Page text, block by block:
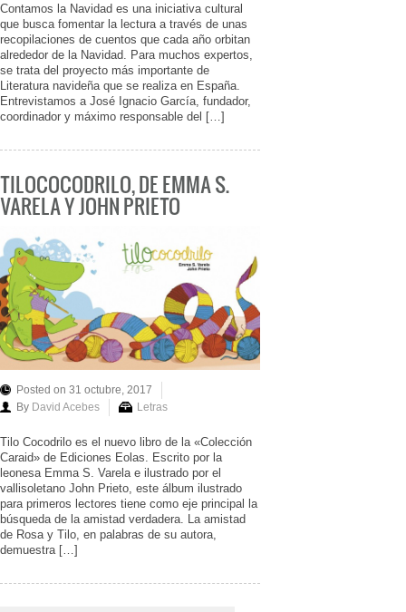
Contamos la Navidad es una iniciativa cultural
que busca fomentar la lectura a través de unas
recopilaciones de cuentos que cada año orbitan
alrededor de la Navidad. Para muchos expertos,
se trata del proyecto más importante de
Literatura navideña que se realiza en España.
Entrevistamos a José Ignacio García, fundador,
coordinador y máximo responsable del […]
TILOCOCODRILO, DE EMMA S.
VARELA Y JOHN PRIETO
Posted on 31 octubre, 2017
By David Acebes Letras
Tilo Cocodrilo es el nuevo libro de la «Colección
Caraid» de Ediciones Eolas. Escrito por la
leonesa Emma S. Varela e ilustrado por el
vallisoletano John Prieto, este álbum ilustrado
para primeros lectores tiene como eje principal la
búsqueda de la amistad verdadera. La amistad
de Rosa y Tilo, en palabras de su autora,
demuestra […]